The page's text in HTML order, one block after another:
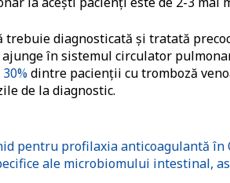
trebuie diagnosticată și tratată
în sistemul circulator
30%dintre pacienții cu tromboză
de la diagnostic.
pentru profilaxia anticoagulantă în
ale microbiomului intestinal,